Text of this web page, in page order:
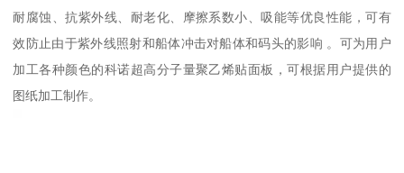
耐腐蚀、抗紫外线、耐老化、摩擦系数小、吸能等优良性能，可有
效防止由于紫外线照射和船体冲击对船体和码头的影响 。可为用户
加工各种颜色的科诺超高分子量聚乙烯贴面板，可根据用户提供的
图纸加工制作。